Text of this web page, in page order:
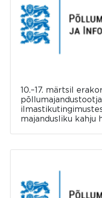
10.–17. märtsil
majandusliku kahju